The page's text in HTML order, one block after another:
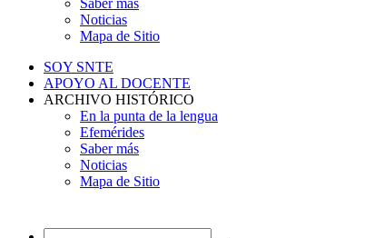
Saber más
Noticias
Mapa de Sitio
SOY SNTE
APOYO AL DOCENTE
ARCHIVO HISTÓRICO
En la punta de la lengua
Efemérides
Saber más
Noticias
Mapa de Sitio